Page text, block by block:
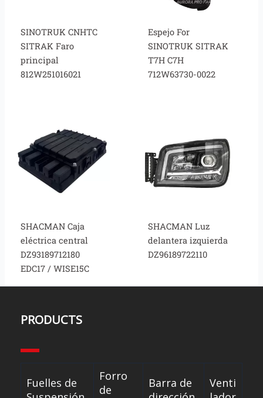
SINOTRUK CNHTC
SITRAK Faro
principal
812W251016021
Espejo For
SINOTRUK SITRAK
T7H C7H
712W63730-0022
SHACMAN Caja
eléctrica central
DZ93189712180
EDC17 / WISE15C
SHACMAN Luz
delantera izquierda
DZ96189722110
PRODUCTS
Fuelles de
Forro
de
Barra de
Venti